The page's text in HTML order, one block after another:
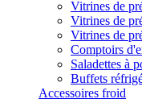
Vitrines de
Vitrines de
Vitrines de
Comptoirs
Saladettes à
Buffets
Accessoires froid